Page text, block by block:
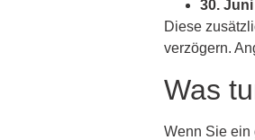
30.
Diese
verzögern.
Was
Wenn Sie ein